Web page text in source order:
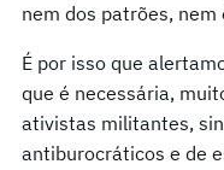
nem dos patrões,
É por isso que
que é necessária,
ativistas militantes,
antiburocráticos e de